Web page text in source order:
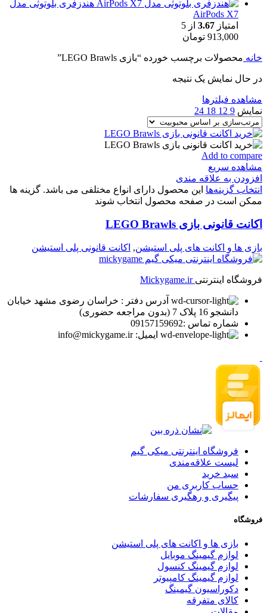
هندزفری بلوتوثی مدل
AirPods X7
امتیاز 3.67 از 5
913,000 تومان
خانه محصولات برچسب خورده “بازی LEGO Brawls”
در حال نمایش یک نتیجه
مشاهده فیلترها
نمایش 9
12
18
24
Add to compare
مشاهده سریع
افزودن به علاقه مندی
انتخاب گزینه‌ها این محصول دارای انواع مختلفی می باشد. گزینه ها
ممکن است در صفحه محصول انتخاب شوند
اکانت قانونی بازی LEGO Brawls
بازی ها و اکانت های پلی استیشن, اکانت قانونی پلی استیشن
فروشگاه اینترنتی Mickygame.ir
آدرس دفتر : خراسان رضوی مشهد خیابان
دانشجو 16 پلاک 7 (بدون مراجعه حضوری)
شماره تماس :09157159692
ایمیل: info@mickygame.ir
فروشگاه اینترنتی میکی گیم
لیست علاقه‌مندی
سبد خرید
حساب کاربری من
پیگیری و رهگیری سفارشات
فروشگاه
بازی ها و اکانت های پلی استیشن
لوازم گیمینگ موبایل
لوازم گیمینگ کنسول
لوازم گیمینگ کامپیوتر
دکوراسیون گیمینگ
کالای متفرقه